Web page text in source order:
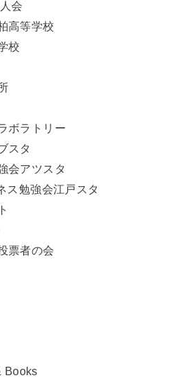
会
高等学校
校
ボラトリー
スタ
会アツスタ
ス勉強会江戸スタ
票者の会
Books